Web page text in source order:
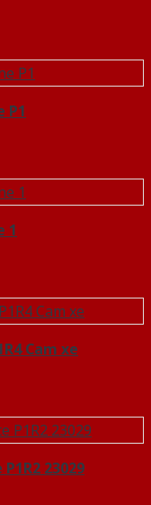
P1
1
Cam xe
23029